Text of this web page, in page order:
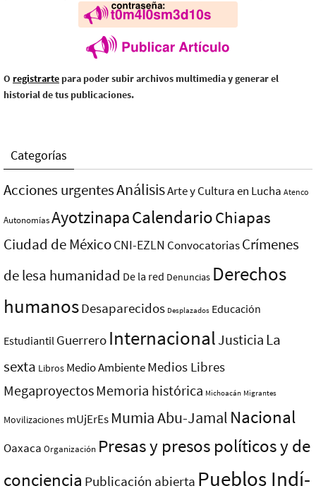
O registrarte para poder subir archivos multimedia y generar el
historial de tus publicaciones.
Categorías
Acciones urgentesAnálisisArte y Cultura en Lucha Atenco
AutonomíasAyotzinapaCalendarioChiapas
Ciudad de MéxicoCNI-EZLN ConvocatoriasCrímenes
de lesa humanidad De la red Denuncias Derechos
humanosDesaparecidos Desplazados Educación
Estudiantil Guerrero InternacionalJusticia La
sexta Libros Medio AmbienteMedios Libres
MegaproyectosMemoria histórica Michoacán Migrantes
Movilizaciones mUjErEs Mumia Abu-Jamal Nacional
Oaxaca Organización Presas y presos polí­ticos y de
conciencia Publicación abierta Pueblos Indí­